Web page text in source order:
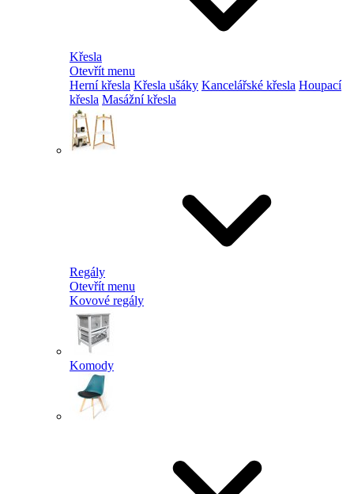
Křesla
Otevřít menu
Herní křesla Křesla ušáky Kancelářské křesla Houpací
křesla Masážní křesla
Regály
Otevřít menu
Kovové regály
Komody